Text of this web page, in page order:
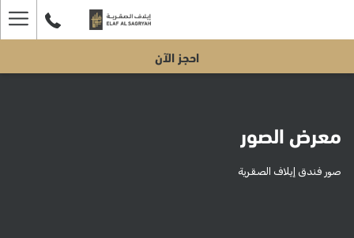
احجز الآن
معرض الصور
صور فندق إيلاف الصقرية